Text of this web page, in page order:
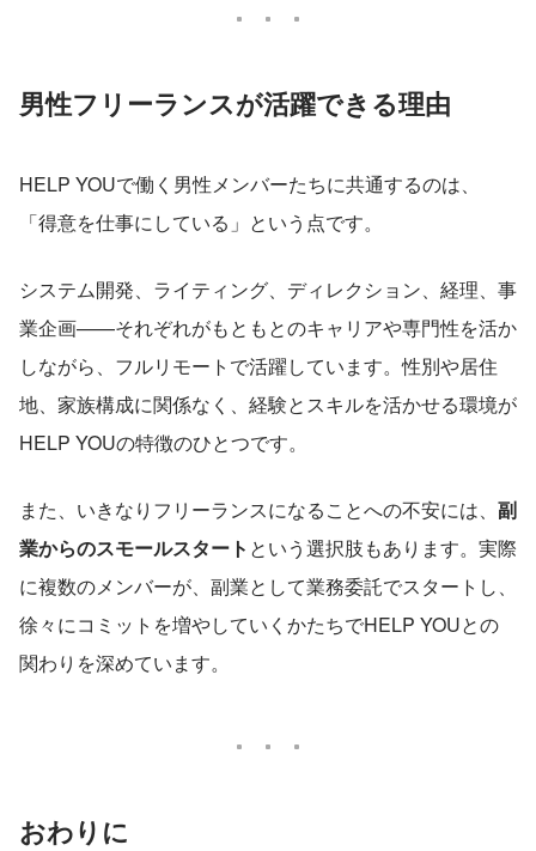
男性フリーランスが活躍できる理由
HELP YOUで働く男性メンバーたちに共通するのは、
「得意を仕事にしている」という点です。
システム開発、ライティング、ディレクション、経理、事
業企画——それぞれがもともとのキャリアや専門性を活か
しながら、フルリモートで活躍しています。性別や居住
地、家族構成に関係なく、経験とスキルを活かせる環境が
HELP YOUの特徴のひとつです。
また、いきなりフリーランスになることへの不安には、 副
業からのスモールスタート という選択肢もあります。実際
に複数のメンバーが、副業として業務委託でスタートし、
徐々にコミットを増やしていくかたちでHELP YOUとの
関わりを深めています。
おわりに